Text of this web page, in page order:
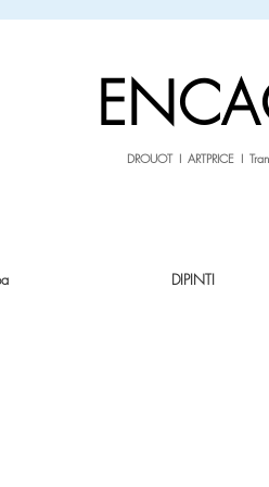
DROUOT I ARTPRICE I
DIPINTI